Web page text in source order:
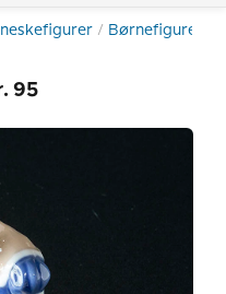
Børnefigurer
95